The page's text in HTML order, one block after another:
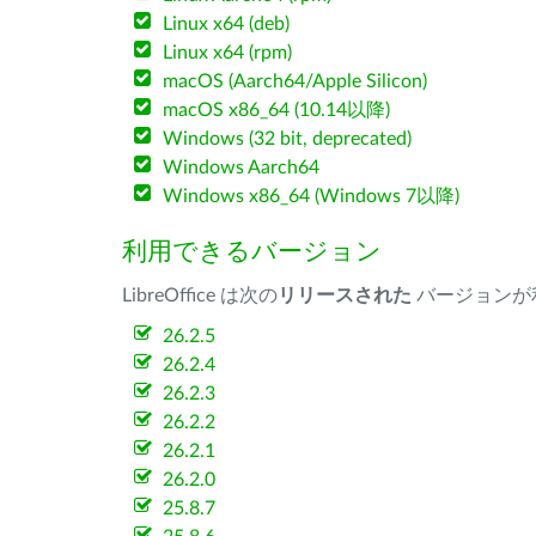
Linux x64 (deb)
Linux x64 (rpm)
macOS (Aarch64/Apple Silicon)
macOS x86_64 (10.14以降)
Windows (32 bit, deprecated)
Windows Aarch64
Windows x86_64 (Windows 7以降)
利用できるバージョン
LibreOffice は次のリリースされた バージョンが
26.2.5
26.2.4
26.2.3
26.2.2
26.2.1
26.2.0
25.8.7